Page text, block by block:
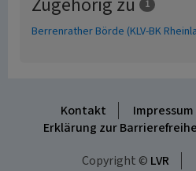
1
Berrenrather Börde (KLV-BK
Kontakt Impressum
Erklärung zur
Copyright © LVR